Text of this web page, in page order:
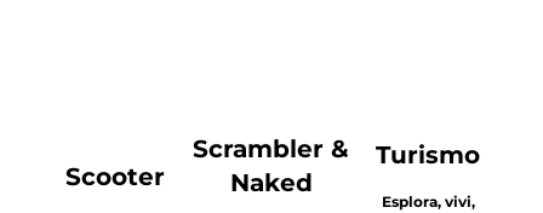
Scooter
Scrambler &
Naked
Turismo
Esplora, vivi,